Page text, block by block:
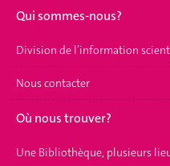
Qui sommes-nous?
Division de l’information
Nous contacter
Où nous trouver?
Une Bibliothèque, plusieurs